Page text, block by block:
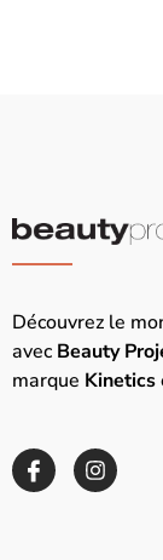
Découvrez le
avec Beauty
marque Kinetics